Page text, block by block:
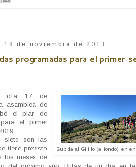
18 de noviembre de 2018
programadas para el primer
Subida al Gilillo (al fondo), en
día 17 de
asamblea de
el plan de
el primer
siete son las
tiene previsto
los meses de